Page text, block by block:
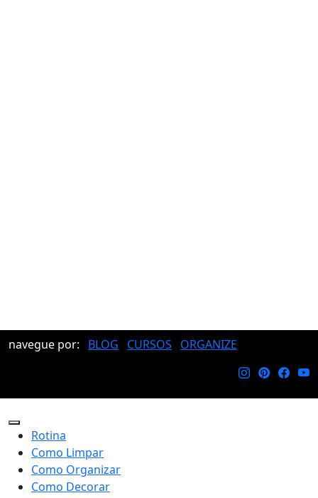
navegue por: BLOG CURSOS ORGANIZE
Rotina
Como Limpar
Como Organizar
Como Decorar